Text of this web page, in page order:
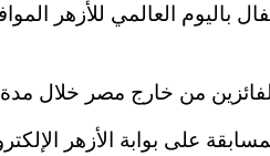
باليوم العالمي للأزهر
من خارج مصر خلال
على بوابة الأزهر